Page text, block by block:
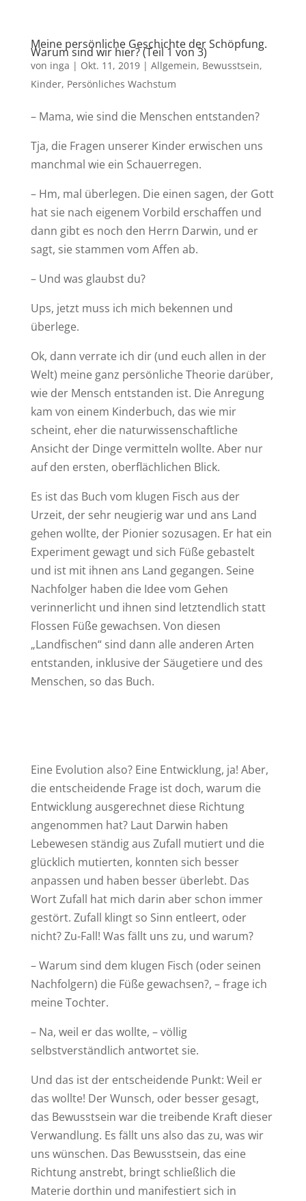
Meine persönliche Geschichte der Schöpfung.
Warum sind wir hier? (Teil 1 von 3)
von inga | Okt. 11, 2019| Allgemein, Bewusstsein,
Kinder, Persönliches Wachstum
– Mama, wie sind die Menschen entstanden?
Tja, die Fragen unserer Kinder erwischen uns
manchmal wie ein Schauerregen.
– Hm, mal überlegen. Die einen sagen, der Gott
hat sie nach eigenem Vorbild erschaffen und
dann gibt es noch den Herrn Darwin, und er
sagt, sie stammen vom Affen ab.
– Und was glaubst du?
Ups, jetzt muss ich mich bekennen und
überlege.
Ok, dann verrate ich dir (und euch allen in der
Welt) meine ganz persönliche Theorie darüber,
wie der Mensch entstanden ist. Die Anregung
kam von einem Kinderbuch, das wie mir
scheint, eher die naturwissenschaftliche
Ansicht der Dinge vermitteln wollte. Aber nur
auf den ersten, oberflächlichen Blick.
Es ist das Buch vom klugen Fisch aus der
Urzeit, der sehr neugierig war und ans Land
gehen wollte, der Pionier sozusagen. Er hat ein
Experiment gewagt und sich Füße gebastelt
und ist mit ihnen ans Land gegangen. Seine
Nachfolger haben die Idee vom Gehen
verinnerlicht und ihnen sind letztendlich statt
Flossen Füße gewachsen. Von diesen
„Landfischen“ sind dann alle anderen Arten
entstanden, inklusive der Säugetiere und des
Menschen, so das Buch.
Eine Evolution also? Eine Entwicklung, ja! Aber,
die entscheidende Frage ist doch, warum die
Entwicklung ausgerechnet diese Richtung
angenommen hat? Laut Darwin haben
Lebewesen ständig aus Zufall mutiert und die
glücklich mutierten, konnten sich besser
anpassen und haben besser überlebt. Das
Wort Zufall hat mich darin aber schon immer
gestört. Zufall klingt so Sinn entleert, oder
nicht? Zu-Fall! Was fällt uns zu, und warum?
– Warum sind dem klugen Fisch (oder seinen
Nachfolgern) die Füße gewachsen?, – frage ich
meine Tochter.
– Na, weil er das wollte, – völlig
selbstverständlich antwortet sie.
Und das ist der entscheidende Punkt: Weil er
das wollte! Der Wunsch, oder besser gesagt,
das Bewusstsein war die treibende Kraft dieser
Verwandlung. Es fällt uns also das zu, was wir
uns wünschen. Das Bewusstsein, das eine
Richtung anstrebt, bringt schließlich die
Materie dorthin und manifestiert sich in